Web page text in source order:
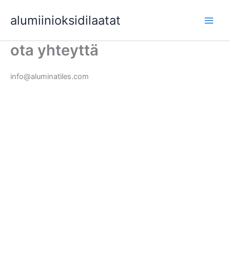
sisältöön
alumiinioksidilaatat
ota yhteyttä
info@aluminatiles.com